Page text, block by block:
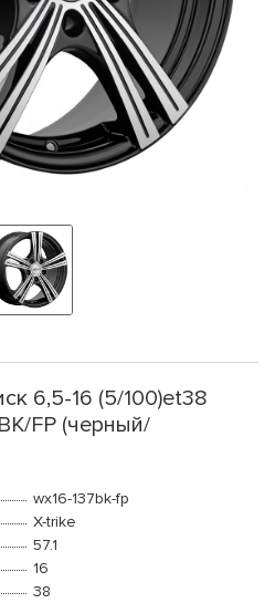
6,5-16 (5/100)et38
FP (черный/
wx16-137bk-fp
X-trike
57.1
16
38